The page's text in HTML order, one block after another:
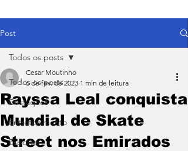
Post
Todos os posts
Destaques
Entretenimento
Esporte
Todos os posts
Rayssa Leal conquista
Mundial de Skate
Street nos Emirados
Cesar Moutinho
6 de fev. de 2023 1 min de leitura